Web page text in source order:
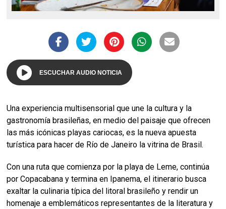
ESCUCHAR AUDIO NOTICIA
Una experiencia multisensorial que une la cultura y la
gastronomía brasileñas, en medio del paisaje que ofrecen
las más icónicas playas cariocas, es la nueva apuesta
turística para hacer de Río de Janeiro la vitrina de Brasil.
Con una ruta que comienza por la playa de Leme, continúa
por Copacabana y termina en Ipanema, el itinerario busca
exaltar la culinaria típica del litoral brasileño y rendir un
homenaje a emblemáticos representantes de la literatura y